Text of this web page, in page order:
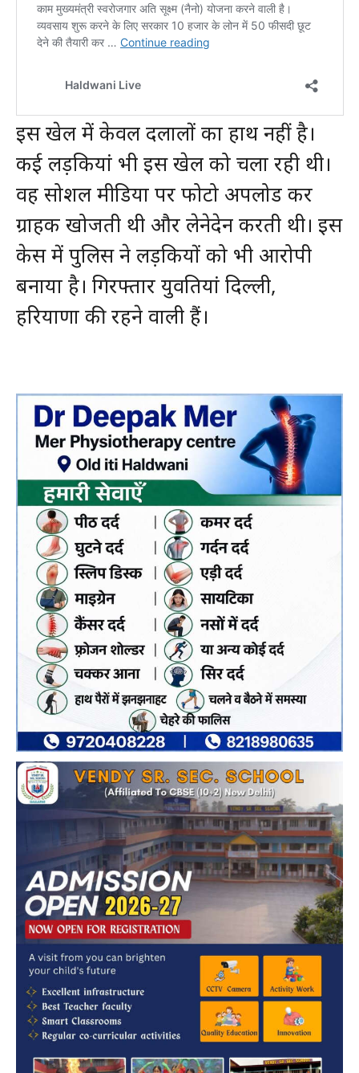
इस खेल में केवल दलालों का हाथ नहीं है।
कई लड़कियां भी इस खेल को चला रही थी।
वह सोशल मीडिया पर फोटो अपलोड कर
ग्राहक खोजती थी और लेनेदेन करती थी। इस
केस में पुलिस ने लड़कियों को भी आरोपी
बनाया है। गिरफ्तार युवतियां दिल्ली,
हरियाणा की रहने वाली हैं।